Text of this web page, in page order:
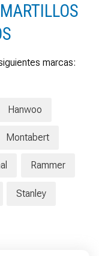
marcas:
Hanwoo
Montabert
Rammer
Stanley